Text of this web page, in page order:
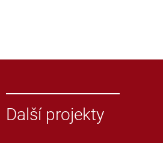
Další projekty